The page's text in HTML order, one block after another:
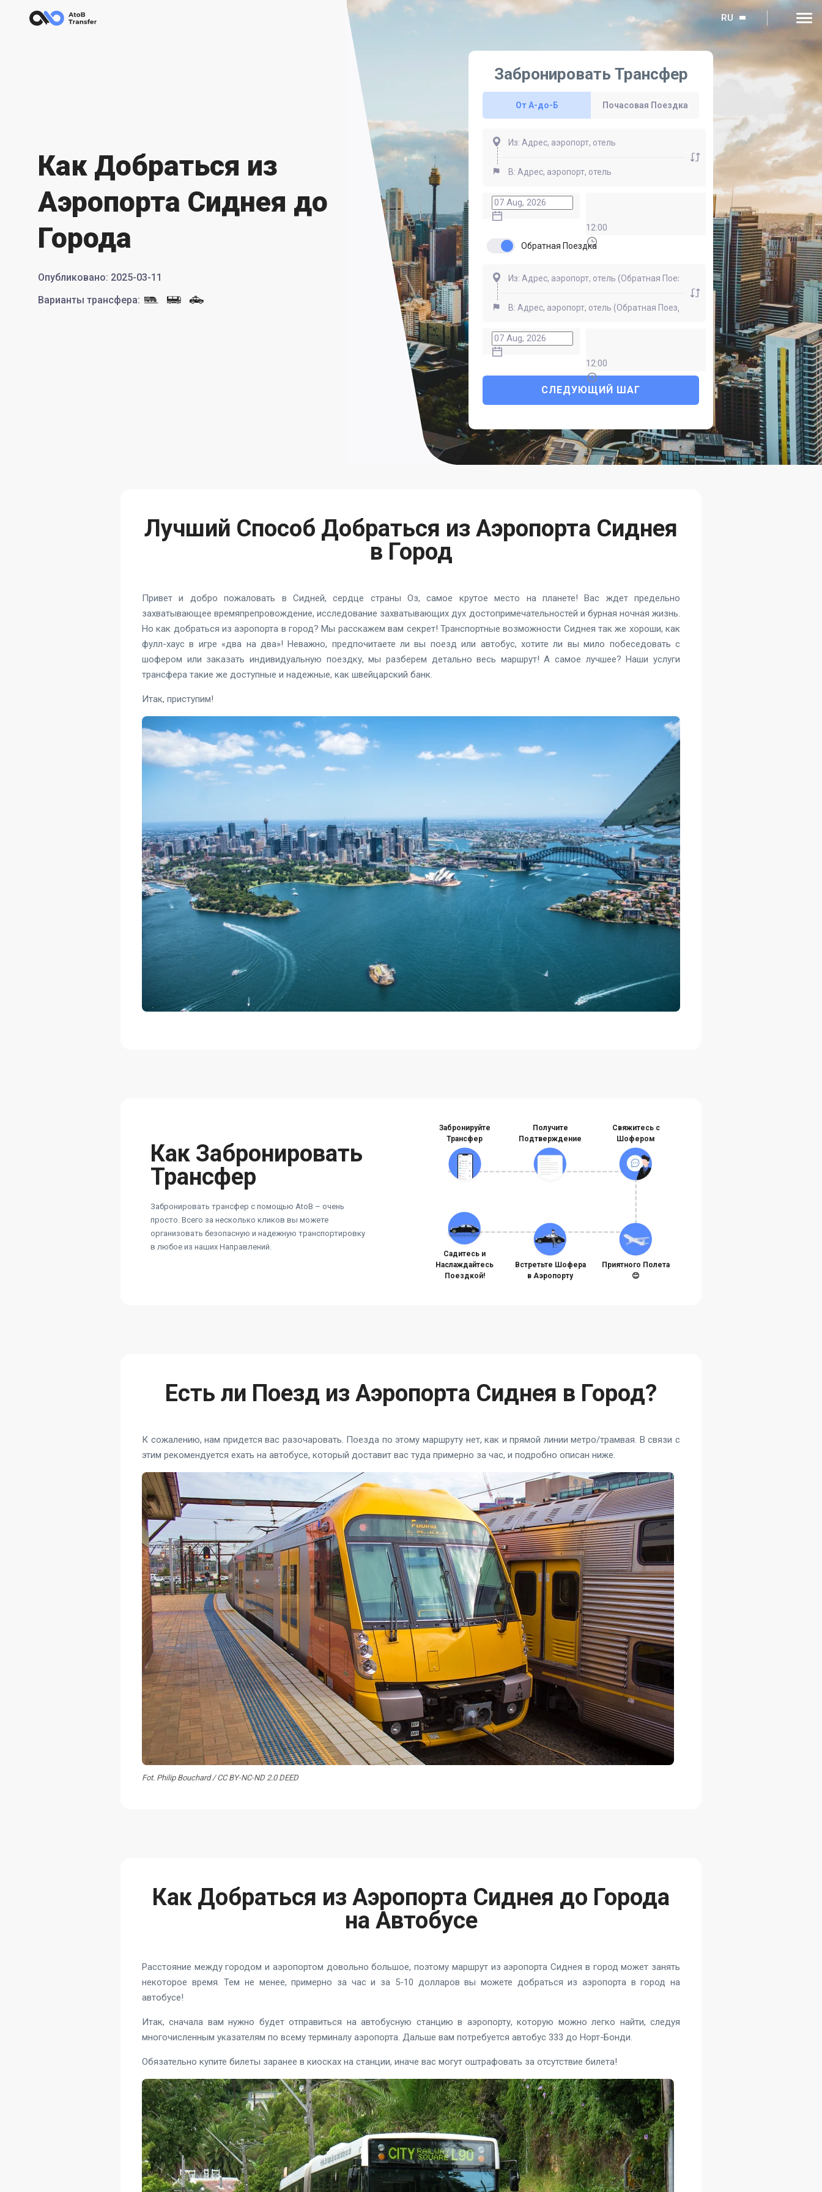
RU
Как Добраться из
Аэропорта Сиднея до
Города
Опубликовано: 2025-03-11
Варианты трансфера:
Забронировать Трансфер
От A-до-Б Почасовая Поездка
12:00
Обратная Поездка
12:00
СЛЕДУЮЩИЙ ШАГ
Лучший Способ Добраться из Аэропорта Сиднея
в Город
Привет и добро пожаловать в Сидней, сердце страны Оз, самое крутое место на планете! Вас ждет предельно
захватывающее времяпрепровождение, исследование захватывающих дух достопримечательностей и бурная ночная жизнь.
Но как добраться из аэропорта в город? Мы расскажем вам секрет! Транспортные возможности Сиднея так же хороши, как
фулл-хаус в игре «два на два»! Неважно, предпочитаете ли вы поезд или автобус, хотите ли вы мило побеседовать с
шофером или заказать индивидуальную поездку, мы разберем детально весь маршрут! А самое лучшее? Наши услуги
трансфера такие же доступные и надежные, как швейцарский банк.
Итак, приступим!
Как Забронировать
Трансфер
Забронировать трансфер с помощью AtoB – очень
просто. Всего за несколько кликов вы можете
организовать безопасную и надежную транспортировку
в любое из наших Направлений.
Забронируйте
Трансфер
Получите
Подтверждение
Свяжитесь с
Шофером
Садитесь и
Наслаждайтесь
Поездкой!
Встретьте Шофера
в Аэропорту
Приятного Полета
😊
Есть ли Поезд из Аэропорта Сиднея в Город?
К сожалению, нам придется вас разочаровать. Поезда по этому маршруту нет, как и прямой линии метро/трамвая. В связи с
этим рекомендуется ехать на автобусе, который доставит вас туда примерно за час, и подробно описан ниже.
Fot. Philip Bouchard / CC BY-NC-ND 2.0 DEED
Как Добраться из Аэропорта Сиднея до Города
на Автобусе
Расстояние между городом и аэропортом довольно большое, поэтому маршрут из аэропорта Сиднея в город может занять
некоторое время. Тем не менее, примерно за час и за 5-10 долларов вы можете добраться из аэропорта в город на
автобусе!
Итак, сначала вам нужно будет отправиться на автобусную станцию ​​в аэропорту, которую можно легко найти, следуя
многочисленным указателям по всему терминалу аэропорта. Дальше вам потребуется автобус 333 до Норт-Бонди.
Обязательно купите билеты заранее в киосках на станции, иначе вас могут оштрафовать за отсутствие билета!